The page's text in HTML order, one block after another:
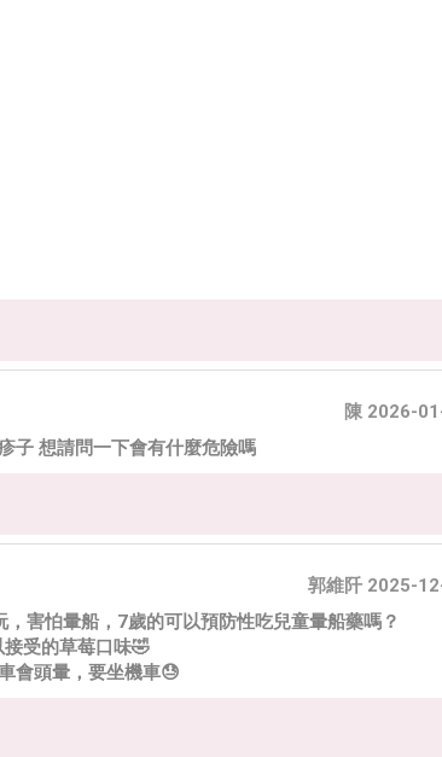
陳 2026-
子 想請問一下會有什麼危險嗎
郭維阡 2025-
害怕暈船，7歲的可以預防性吃兒童暈船藥嗎？
受的草莓口味🤣
會頭暈，要坐機車😓